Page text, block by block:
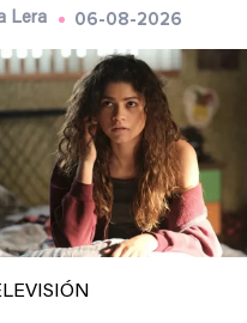
Lera 06-08-2026